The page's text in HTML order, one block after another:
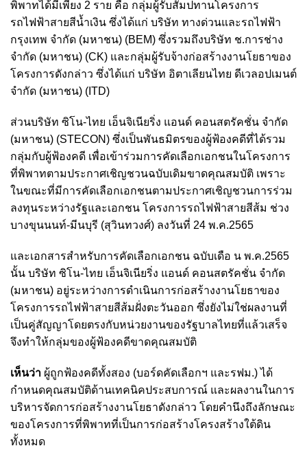
พิพาทได้มีเพียง 2 ราย คือ กลุ่มผู้รับสัมปทานโครงการ
รถไฟฟ้าสายสีน้ำเงิน ซึ่งได้แก่ บริษัท ทางด่วนและรถไฟฟ้า
กรุงเทพ จำกัด (มหาชน) (BEM) ซึ่งรวมถึงบริษัท ช.การช่าง
จำกัด (มหาชน) (CK) และกลุ่มผู้รับจ้างก่อสร้างงานโยธาของ
โครงการดังกล่าว ซึ่งได้แก่ บริษัท อิตาเลียนไทย ดีเวลอปเมนต์
จำกัด (มหาชน) (ITD)
ส่วนบริษัท ซิโน-ไทย เอ็นจิเนียริ่ง แอนด์ คอนสตรัคชั่น จำกัด
(มหาชน) (STECON) ซึ่งเป็นพันธมิตรของผู้ฟ้องคดีที่ได้รวม
กลุ่มกับผู้ฟ้องคดี เพื่อเข้าร่วมการคัดเลือกเอกชนในโครงการ
ที่พิพาทตามประกาศเชิญชวนฉบับเดิมขาดคุณสมบัติ เพราะ
ในขณะที่มีการคัดเลือกเอกชนตามประกาศเชิญชวนการร่วม
ลงทุนระหว่างรัฐและเอกชน โครงการรถไฟฟ้าสายสีส้ม ช่วง
บางขุนนนท์-มีนบุรี (สุวินทวงศ์) ลงวันที่ 24 พ.ค.2565
และเอกสารสำหรับการคัดเลือกเอกชน ฉบับเดือ น พ.ค.2565
นั้น บริษัท ซิโน-ไทย เอ็นจิเนียริ่ง แอนด์ คอนสตรัคชั่น จำกัด
(มหาชน) อยู่ระหว่างการดำเนินการก่อสร้างงานโยธาของ
โครงการรถไฟฟ้าสายสีส้มฝั่งตะวันออก ซึ่งยังไม่ใช่ผลงานที่
เป็นคู่สัญญาโดยตรงกับหน่วยงานของรัฐบาลไทยที่แล้วเสร็จ
จึงทำให้กลุ่มของผู้ฟ้องคดีขาดคุณสมบัติ
เห็นว่า ผู้ถูกฟ้องคดีทั้งสอง (บอร์ดคัดเลือกฯ และรฟม.) ได้
กำหนดคุณสมบัติด้านเทคนิคประสบการณ์ และผลงานในการ
บริหารจัดการก่อสร้างงานโยธาดังกล่าว โดยคำนึงถึงลักษณะ
ของโครงการที่พิพาทที่เป็นการก่อสร้างโครงสร้างใต้ดิน
ทั้งหมด